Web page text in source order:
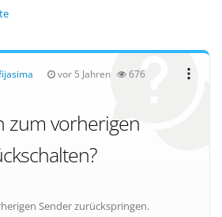
vor 5 Jahren 676
zum vorherigen
Sender zurückspringen.